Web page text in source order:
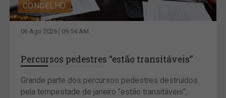
CONCELHO
06 Ago 2026 09:54 AM
Percursos pedestres “estão transitáveis”
Grande parte dos percursos pedestres destruídos
pela tempestade de janeiro "estão transitáveis”,